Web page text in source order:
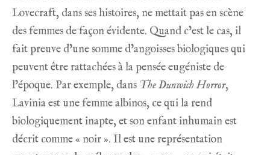
Lovecraft, dans ses histoires, ne mettait pas en scène
des femmes de façon évidente. Quand c’est le cas, il
fait preuve d’une somme d’angoisses biologiques qui
peuvent être rattachées à la pensée eugéniste de
l’époque. Par exemple, dans The Dunwich Horror,
Lavinia est une femme albinos, ce qui la rend
biologiquement inapte, et son enfant inhumain est
décrit comme « noir ». Il est une représentation